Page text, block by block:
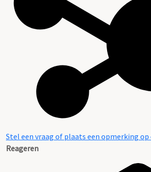
Stel een vraag of plaats een opmerking
Reageren